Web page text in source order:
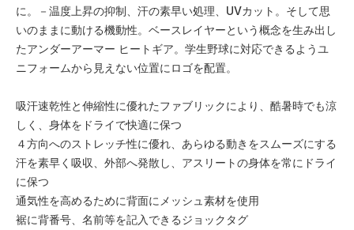
に。－温度上昇の抑制、汗の素早い処理、UVカット。そして思
いのままに動ける機動性。ベースレイヤーという概念を生み出し
たアンダーアーマー ヒートギア。学生野球に対応できるようユ
ニフォームから見えない位置にロゴを配置。
吸汗速乾性と伸縮性に優れたファブリックにより、酷暑時でも涼
しく、身体をドライで快適に保つ
４方向へのストレッチ性に優れ、あらゆる動きをスムーズにする
汗を素早く吸収、外部へ発散し、アスリートの身体を常にドライ
に保つ
通気性を高めるために背面にメッシュ素材を使用
裾に背番号、名前等を記入できるジョックタグ